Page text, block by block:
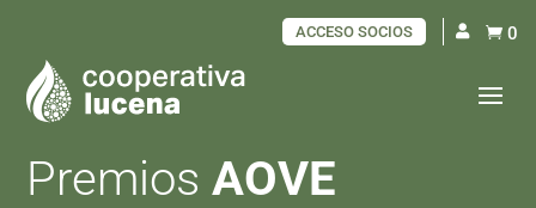
 0
ACCESO SOCIOS
PremiosAOVE